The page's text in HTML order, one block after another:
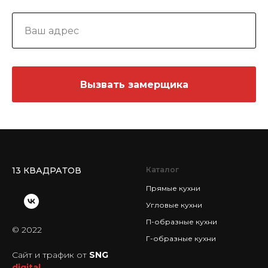
Вызвать замерщика
13 КВАДРАТОВ
© 2022
Сайт и трафик от SNG
Каталог
Прямые кухни
Угловые кухни
П-образные кухни
Г-образные кухни